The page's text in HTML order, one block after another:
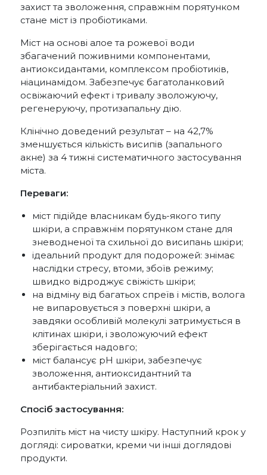
захист та зволоження, справжнім порятунком
стане міст із пробіотиками.
Міст на основі алое та рожевої води
збагачений поживними компонентами,
антиоксидантами, комплексом пробіотиків,
ніацинамідом. Забезпечує багатоланковий
освіжаючий ефект і тривалу зволожуючу,
регенеруючу, протизапальну дію.
Клінічно доведений результат – на 42,7%
зменшується кількість висипів (запального
акне) за 4 тижні систематичного застосування
міста.
Переваги:
міст підійде власникам будь-якого типу
шкіри, а справжнім порятунком стане для
зневодненої та схильної до висипань шкіри;
ідеальний продукт для подорожей: знімає
наслідки стресу, втоми, збоїв режиму;
швидко відроджує свіжість шкіри;
на відміну від багатьох спреїв і містів, волога
не випаровується з поверхні шкіри, а
завдяки особливій молекулі затримується в
клітинах шкіри, і зволожуючий ефект
зберігається надовго;
міст балансує рН шкіри, забезпечує
зволоження, антиоксидантний та
антибактеріальний захист.
Спосіб застосування:
Розпиліть міст на чисту шкіру. Наступний крок у
догляді: сироватки, креми чи інші доглядові
продукти.